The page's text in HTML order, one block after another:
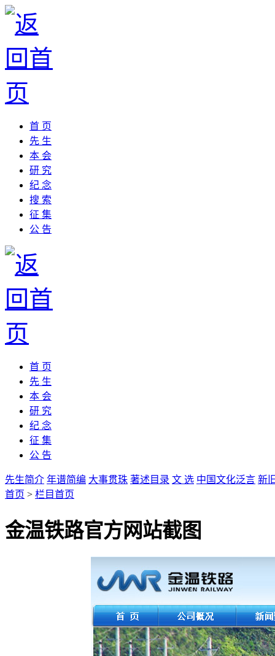
首 页
先 生
本 会
研 究
纪 念
搜 索
征 集
公 告
首 页
先 生
本 会
研 究
纪 念
征 集
公 告
先生简介 年谱简编 大事贯珠 著述目录 文 选 中国文化泛言 新
首页 > 栏目首页
金温铁路官方网站截图